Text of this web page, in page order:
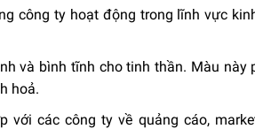
công ty hoạt động trong lĩnh vực
và bình tĩnh cho tinh thần. Màu này
hoả.
các công ty về quảng cáo,